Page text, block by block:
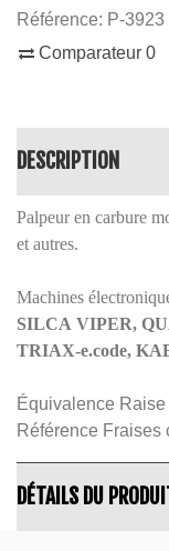
Référence: P-3923
Comparateur 0
DESCRIPTION
Palpeur en carbure
et autres.
Machines
SILCA VIPER,
TRIAX-e.code,
Équivalence Raise
Référence Fraises
DÉTAILS DU